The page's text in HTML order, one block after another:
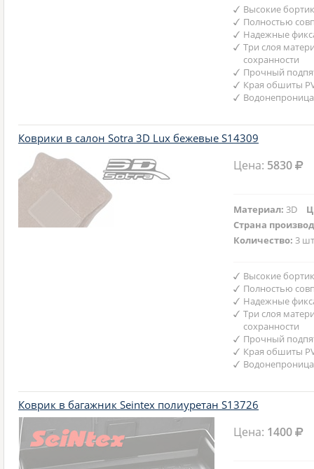
Высокие
Полностью
Надежные
Три слоя
сохранности
Прочный
Края обшиты
Коврики в салон Sotra 3D Lux бежевые S14309
Цена: 5830
Материал:3D
Страна
Количество:3
Высокие
Полностью
Надежные
Три слоя
сохранности
Прочный
Края обшиты
Коврик в багажник Seintex полиуретан S13726
Цена: 1400